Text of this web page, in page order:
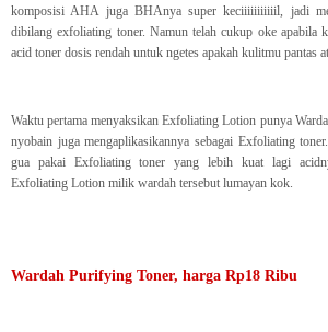
komposisi AHA juga BHAnya super keciiiiiiiiiiil, jadi
dibilang exfoliating toner. Namun telah cukup oke apabila
acid toner dosis rendah untuk ngetes apakah kulitmu pantas
Waktu pertama menyaksikan Exfoliating Lotion punya
nyobain juga mengaplikasikannya sebagai Exfoliating
gua pakai Exfoliating toner yang lebih kuat lagi
Exfoliating Lotion milik wardah tersebut lumayan kok.
Wardah Purifying Toner, harga Rp18 Ribu